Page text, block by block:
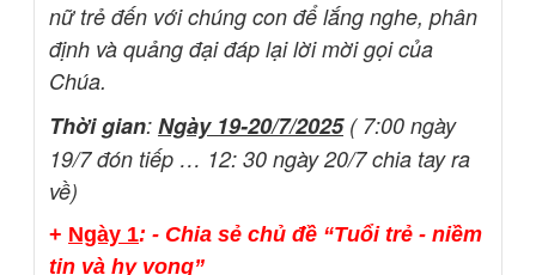
nữ trẻ đến với chúng con để lắng nghe, phân
định và quảng đại đáp lại lời mời gọi của
Chúa.
Thời gian: Ngày 19-20/7/2025 ( 7:00 ngày
19/7 đón tiếp … 12: 30 ngày 20/7 chia tay ra
về)
+ Ngày 1: - Chia sẻ chủ đề “Tuổi trẻ - niềm
tin và hy vọng”